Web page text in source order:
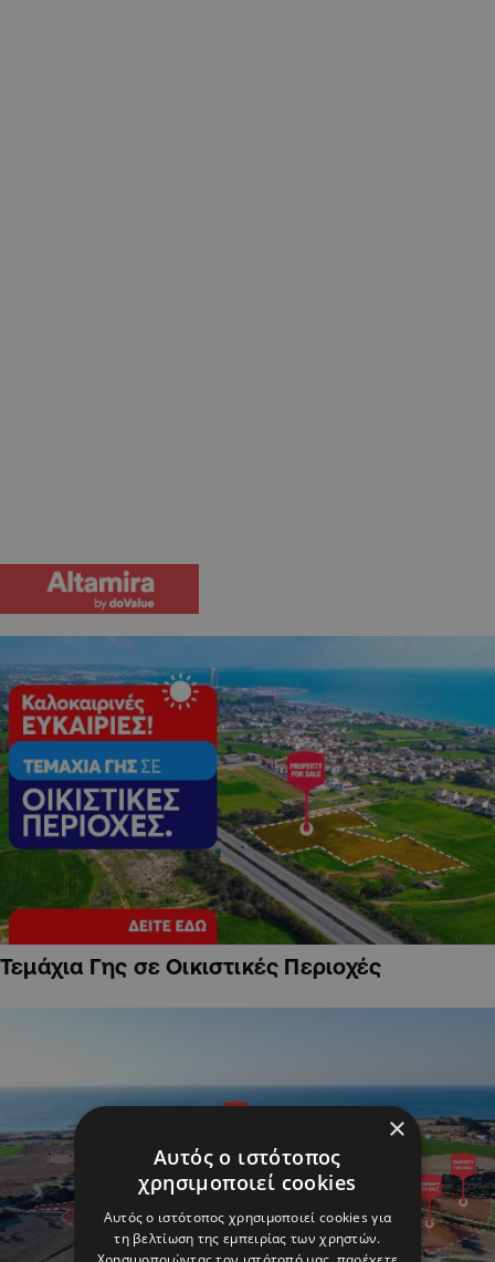
Τεμάχια Γης σε Οικιστικές Περιοχές
×
Αυτός ο ιστότοπος
χρησιμοποιεί cookies
Αυτός ο ιστότοπος χρησιμοποιεί cookies για
τη βελτίωση της εμπειρίας των χρηστών.